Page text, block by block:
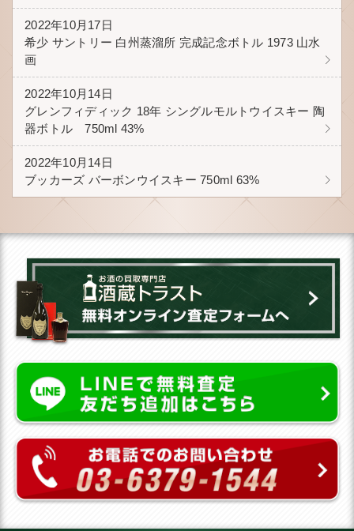
2022年10月17日
希少 サントリー 白州蒸溜所 完成記念ボトル 1973 山水
画
2022年10月14日
グレンフィディック 18年 シングルモルトウイスキー 陶
器ボトル 750ml 43%
2022年10月14日
ブッカーズ バーボンウイスキー 750ml 63%